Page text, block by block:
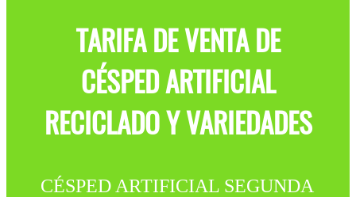
TARIFA DE VENTA DE
CÉSPED ARTIFICIAL
RECICLADO Y VARIEDADES
CÉSPED ARTIFICIAL SEGUNDA